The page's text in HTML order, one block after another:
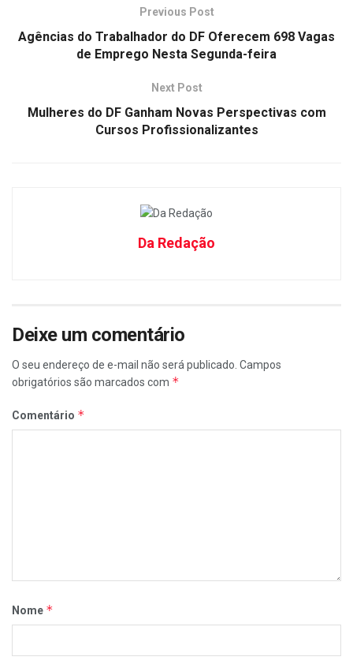
Previous Post
Agências do Trabalhador do DF Oferecem 698 Vagas
de Emprego Nesta Segunda-feira
Next Post
Mulheres do DF Ganham Novas Perspectivas com
Cursos Profissionalizantes
Da Redação
Deixe um comentário
O seu endereço de e-mail não será publicado. Campos
obrigatórios são marcados com *
Comentário *
Nome *